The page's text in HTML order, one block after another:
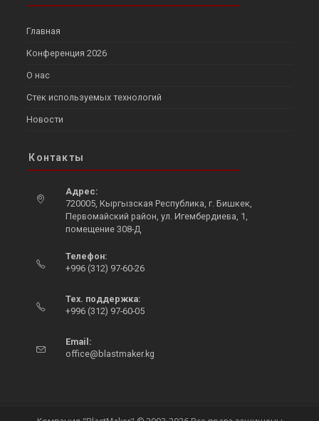
Главная
Конференция 2026
О нас
Стек используемых технологий
Новости
Контакты
Адрес:
720005, Кыргызская Республика, г. Бишкек,
Первомайский район, ул. Игембердиева, 1,
помещение 308-Д
Телефон:
+996 (312) 97-60-26
Тех. поддержка:
+996 (312) 97-60-05
Email:
office@blastmaker.kg